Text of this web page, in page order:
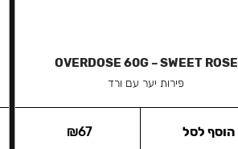
OVERDOSE 60G – SWEET ROSE
פירות יער עם ורד
₪67 הוסף לסל